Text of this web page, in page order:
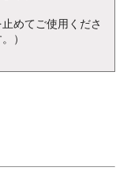
めてご使用くださ
）